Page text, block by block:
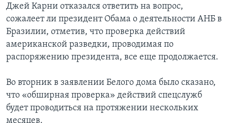
Джей Карни отказался ответить на вопрос,
сожалеет ли президент Обама о деятельности АНБ в
Бразилии, отметив, что проверка действий
американской разведки, проводимая по
распоряжению президента, все еще продолжается.
Во вторник в заявлении Белого дома было сказано,
что «обширная проверка» действий спецслужб
будет проводиться на протяжении нескольких
месяцев.